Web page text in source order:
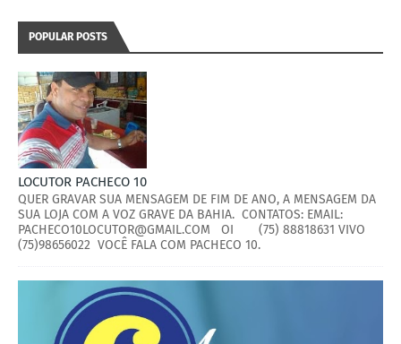
POPULAR POSTS
LOCUTOR PACHECO 10
QUER GRAVAR SUA MENSAGEM DE FIM DE ANO, A MENSAGEM DA
SUA LOJA COM A VOZ GRAVE DA BAHIA. CONTATOS: EMAIL:
PACHECO10LOCUTOR@GMAIL.COM OI (75) 88818631 VIVO
(75)98656022 VOCÊ FALA COM PACHECO 10.